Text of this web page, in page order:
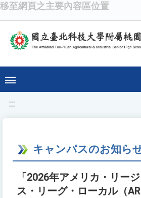
移至網頁之主要內容區位置
:::
キャンパスのお知ら
「2026年アメリカ・リー
ス・リーグ・ローカル（